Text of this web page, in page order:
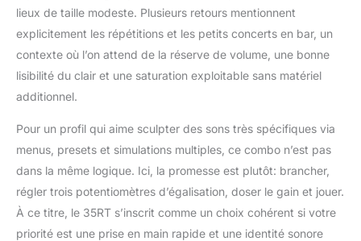
lieux de taille modeste. Plusieurs retours mentionnent
explicitement les répétitions et les petits concerts en bar, un
contexte où l’on attend de la réserve de volume, une bonne
lisibilité du clair et une saturation exploitable sans matériel
additionnel.
Pour un profil qui aime sculpter des sons très spécifiques via
menus, presets et simulations multiples, ce combo n’est pas
dans la même logique. Ici, la promesse est plutôt: brancher,
régler trois potentiomètres d’égalisation, doser le gain et jouer.
À ce titre, le 35RT s’inscrit comme un choix cohérent si votre
priorité est une prise en main rapide et une identité sonore